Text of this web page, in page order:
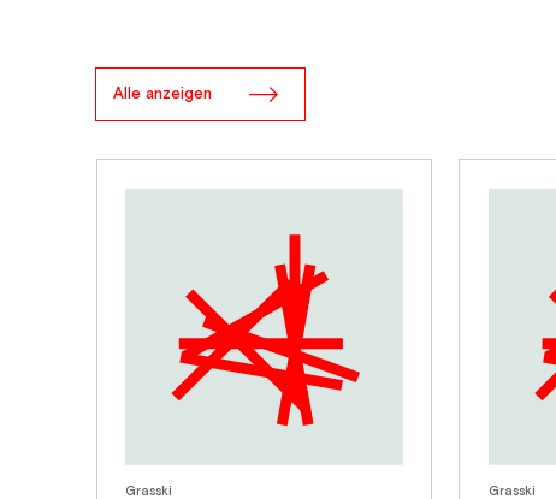
Alle anzeigen
Grasski Grasski